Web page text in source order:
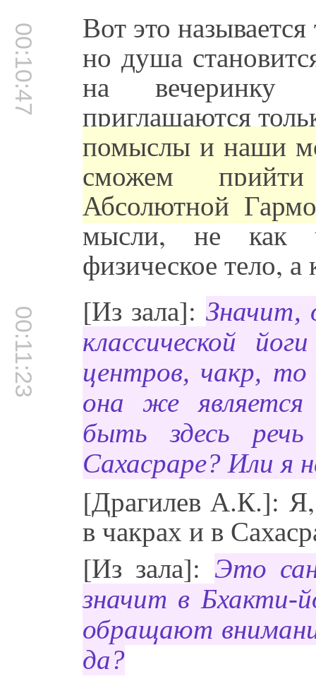
00:10:47 Вот это
но душа
на вечеринку
приглашаются
помыслы и наши
сможем
Абсолютной
мысли, не как
физическое тело,
00:11:23 [Из зала]: Значит,
классической
центров, чакр, то
она же
быть здесь
Сахасраре? Или я
[Драгилев А.К.]:
в чакрах и в
[Из зала]: Это
значит в Бхакти-
обращают
да?